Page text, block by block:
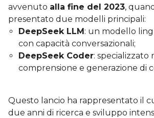
avvenuto alla fine del 2023,
presentato due modelli principali:
DeepSeek LLM: un modello
con capacità conversazionali;
DeepSeek Coder: specializzato
comprensione e generazione di
Questo lancio ha rappresentato il
due anni di ricerca e sviluppo